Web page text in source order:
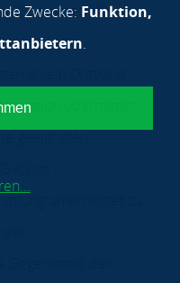
für die betroffene
übermittelt,
Zwecke: Funktion,
.
...